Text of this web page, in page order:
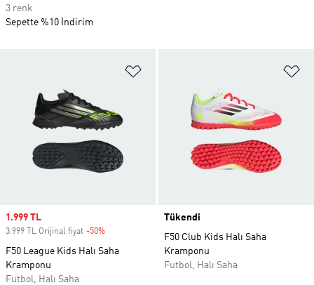
Sale price
1.999 TL
3.999 TL Orijinal fiyat -50%
F50 League Kids Halı Saha
Kramponu
Futbol, Halı Saha
Tükendi
F50 Club Kids Halı Saha
Kramponu
Futbol, Halı Saha
3 renk
Sepette %10 İndirim